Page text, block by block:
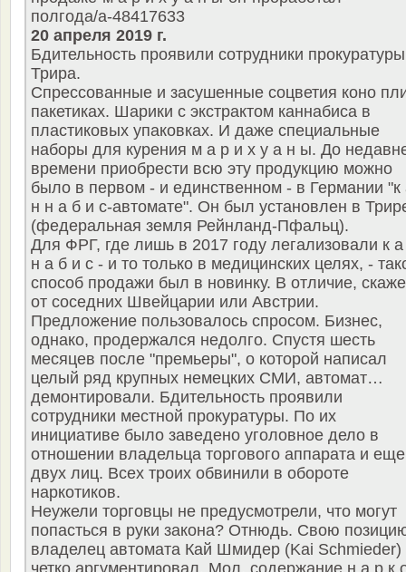
полгода/a-48417633
20 апреля 2019 г.
Бдительность проявили сотрудники прокуратуры
Трира.
Спрессованные и засушенные соцветия коно
пакетиках. Шарики с экстрактом каннабиса в
пластиковых упаковках. И даже специальные
наборы для курения м а р и х у а н ы. До
времени приобрести всю эту продукцию можно
было в первом - и единственном - в Германии "к
н н а б и с-автомате". Он был установлен в
(федеральная земля Рейнланд-Пфальц).
Для ФРГ, где лишь в 2017 году легализовали к
н а б и с - и то только в медицинских целях, -
способ продажи был в новинку. В отличие,
от соседних Швейцарии или Австрии.
Предложение пользовалось спросом. Бизнес,
однако, продержался недолго. Спустя шесть
месяцев после "премьеры", о которой написал
целый ряд крупных немецких СМИ, автомат…
демонтировали. Бдительность проявили
сотрудники местной прокуратуры. По их
инициативе было заведено уголовное дело в
отношении владельца торгового аппарата и еще
двух лиц. Всех троих обвинили в обороте
наркотиков.
Неужели торговцы не предусмотрели, что могут
попасться в руки закона? Отнюдь. Свою
владелец автомата Кай Шмидер (Kai Schmieder)